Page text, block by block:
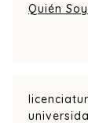
Quién Soy